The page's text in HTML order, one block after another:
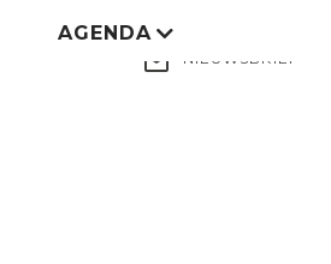
mail_outline NIEUWSBRIEF
AGENDA